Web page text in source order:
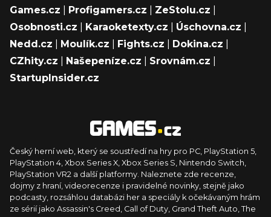
Games.cz
Profigamers.cz ZeStolu.cz
Osobnosti.cz
Karaoketexty.cz Úschovna.cz
Nedd.cz
Moulík.cz Fights.cz Dokina.cz
CZhity.cz
Našepeníze.cz Srovnám.cz
StartupInsider.cz
Český herní web, který se soustředí na hry pro PC, PlayStation 5,
PlayStation 4, Xbox Series X, Xbox Series S, Nintendo Switch,
PlayStation VR2 a další platformy. Naleznete zde recenze,
dojmy z hraní, videorecenze i pravidelné novinky, stejně jako
podcasty, rozsáhlou databázi her a speciály k očekávaným hrám
ze sérií jako Assassin's Creed, Call of Duty, Grand Theft Auto, The